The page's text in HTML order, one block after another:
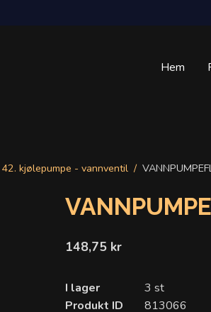
Hem
kjølepumpe - vannventil
148,75 kr
I lager
3 st
Produkt ID
813066